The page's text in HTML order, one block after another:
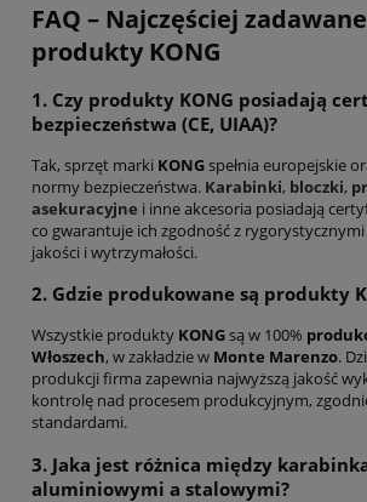
FAQ – Najczęściej
produkty KONG
1. Czy produkty KONG posiadają
bezpieczeństwa (CE, UIAA)?
Tak, sprzęt marki KONGspełnia europejskie
normy bezpieczeństwa. Karabinki, bloczki,
asekuracyjne i inne akcesoria posiadają
co gwarantuje ich zgodność z
jakości i wytrzymałości.
2. Gdzie produkowane są produkty
Wszystkie produkty KONGsą w 100%
Włoszech, w zakładzie w Monte Marenzo.
produkcji firma zapewnia najwyższą jakość
kontrolę nad procesem produkcyjnym,
standardami.
3. Jaka jest różnica między
aluminiowymi a stalowymi?